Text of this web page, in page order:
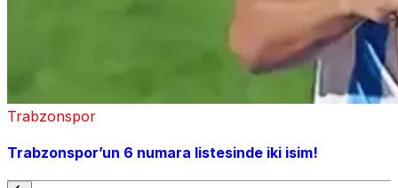
Trabzonspor
Trabzonspor’un 6 numara listesinde iki isim!